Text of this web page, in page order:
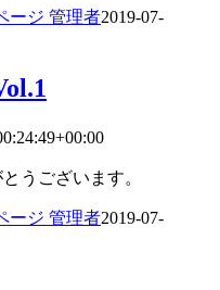
ージ 管理者2019-07-
うございます。
ージ 管理者2019-07-